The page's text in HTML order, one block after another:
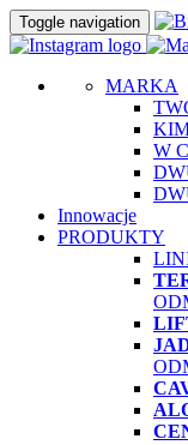
Toggle navigation
MARKA
W
Innowacje
PRODUKTY